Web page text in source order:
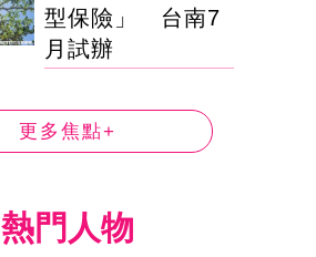
型保險」 台南7
月試辦
更多焦點+
熱門人物